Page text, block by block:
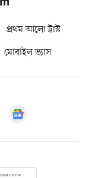
প্রথম আলো ট্রাস্ট
মোবাইল ভ্যাস